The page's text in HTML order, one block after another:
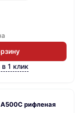
в 1 клик
рифленая